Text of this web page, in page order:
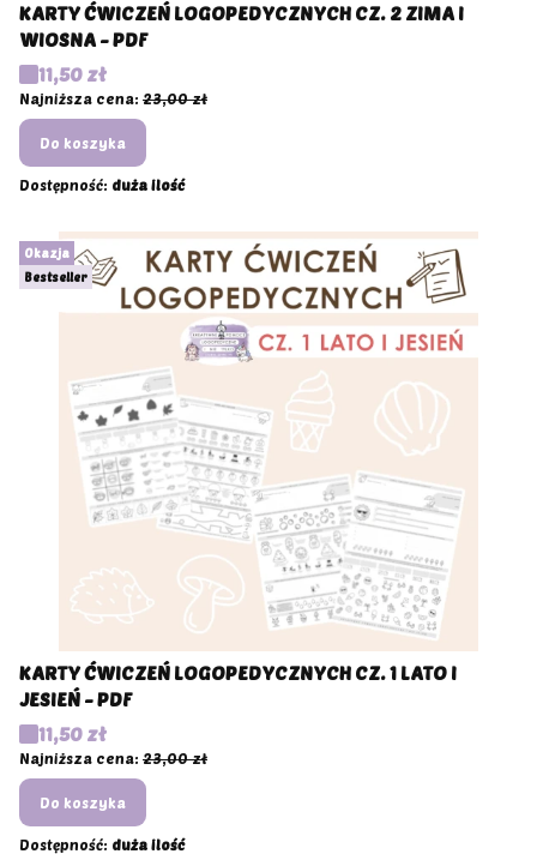
KARTY ĆWICZEŃ LOGOPEDYCZNYCH CZ. 2 ZIMA I
WIOSNA - PDF
Cena promocyjna
11,50 zł
Najniższa cena: 23,00 zł
Do koszyka
Dostępność: duża ilość
Okazja
Bestseller
KARTY ĆWICZEŃ LOGOPEDYCZNYCH CZ. 1 LATO I
JESIEŃ - PDF
Cena promocyjna
11,50 zł
Najniższa cena: 23,00 zł
Do koszyka
Dostępność: duża ilość